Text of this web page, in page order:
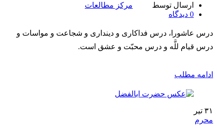
ارسال توسط
مرکز مطالعات
0 دیدگاه
درس عاشورا، درس فداکاری و دینداری و شجاعت و مواسات و
درس قیام للَّه و درس محبّت و عشق است.
ادامه مطلب
۳۱ تیر
محرم